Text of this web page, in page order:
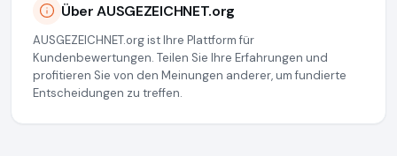
Über AUSGEZEICHNET.org
AUSGEZEICHNET.org ist Ihre Plattform für
Kundenbewertungen. Teilen Sie Ihre Erfahrungen und
profitieren Sie von den Meinungen anderer, um fundierte
Entscheidungen zu treffen.